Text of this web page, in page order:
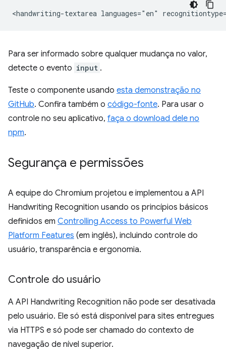
Para ser informado sobre qualquer mudança no valor,
detecte o evento input .
Teste o componente usando esta demonstração no
GitHub. Confira também o código-fonte. Para usar o
controle no seu aplicativo, faça o download dele no
npm.
Segurança e permissões
A equipe do Chromium projetou e implementou a API
Handwriting Recognition usando os princípios básicos
definidos em Controlling Access to Powerful Web
Platform Features (em inglês), incluindo controle do
usuário, transparência e ergonomia.
Controle do usuário
A API Handwriting Recognition não pode ser desativada
pelo usuário. Ele só está disponível para sites entregues
via HTTPS e só pode ser chamado do contexto de
navegação de nível superior.